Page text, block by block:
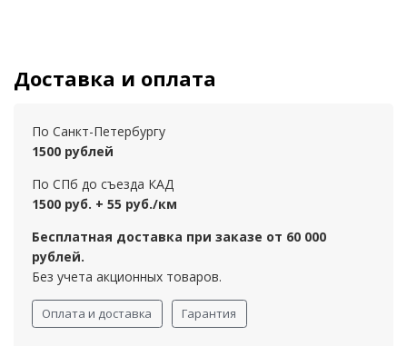
Доставка и оплата
По Санкт-Петербургу
1500 рублей
По СПб до съезда КАД
1500 руб. + 55 руб./км
Бесплатная доставка при заказе от 60 000
рублей.
Без учета акционных товаров.
Оплата и доставка Гарантия